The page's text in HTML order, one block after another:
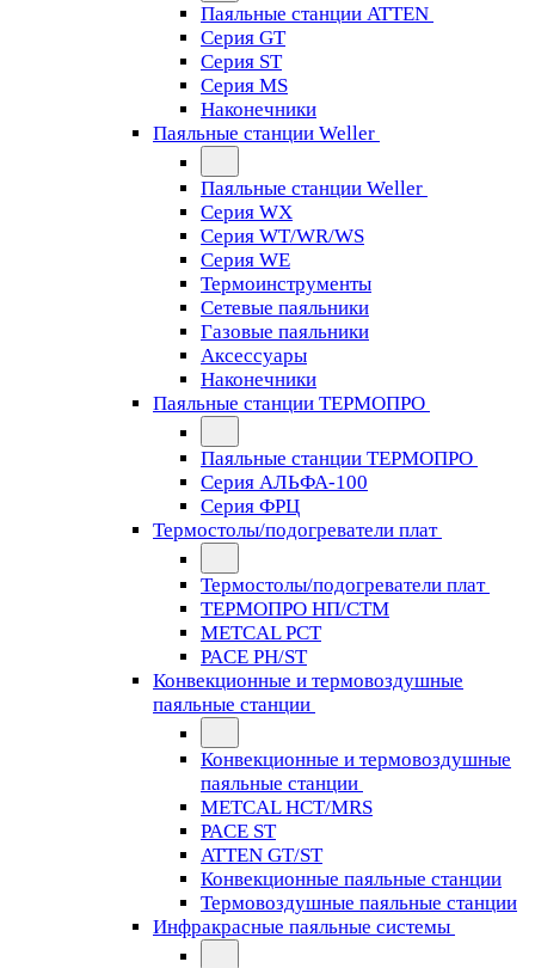
Паяльные станции ATTEN
Серия GT
Серия ST
Серия MS
Наконечники
Паяльные станции Weller
Паяльные станции Weller
Серия WX
Серия WT/WR/WS
Серия WE
Термоинструменты
Сетевые паяльники
Газовые паяльники
Аксессуары
Наконечники
Паяльные станции ТЕРМОПРО
Паяльные станции ТЕРМОПРО
Серия АЛЬФА-100
Серия ФРЦ
Термостолы/подогреватели плат
Термостолы/подогреватели плат
ТЕРМОПРО НП/СТМ
METCAL PCT
PACE PH/ST
Конвекционные и термовоздушные
паяльные станции
Конвекционные и термовоздушные
паяльные станции
METCAL HCT/MRS
PACE ST
ATTEN GT/ST
Конвекционные паяльные станции
Термовоздушные паяльные станции
Инфракрасные паяльные системы